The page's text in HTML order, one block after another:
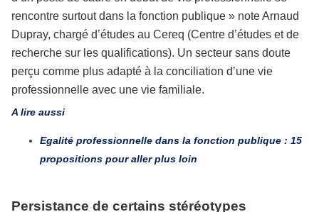
rencontre surtout dans la fonction publique » note Arnaud
Dupray, chargé d’études au Cereq (Centre d’études et de
recherche sur les qualifications). Un secteur sans doute
perçu comme plus adapté à la conciliation d’une vie
professionnelle avec une vie familiale.
A lire aussi
Egalité professionnelle dans la fonction publique : 15
propositions pour aller plus loin
Persistance de certains stéréotypes